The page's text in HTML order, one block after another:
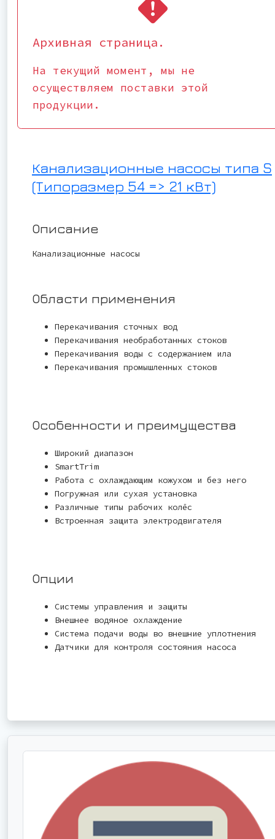
Архивная страница.
На текущий момент, мы не
осуществляем поставки этой
продукции.
Канализационные насосы типа S
(Типоразмер 54 => 21 кВт)
Описание
Канализационные насосы
Области применения
Перекачивания сточных вод
Перекачивания необработанных стоков
Перекачивания воды с содержанием ила
Перекачивания промышленных стоков
Особенности и преимущества
Широкий диапазон
SmartTrim
Работа с охлаждающим кожухом и без него
Погружная или сухая установка
Различные типы рабочих колёс
Встроенная защита электродвигателя
Опции
Системы управления и защиты
Внешнее водяное охлаждение
Система подачи воды во внешние уплотнения
Датчики для контроля состояния насоса